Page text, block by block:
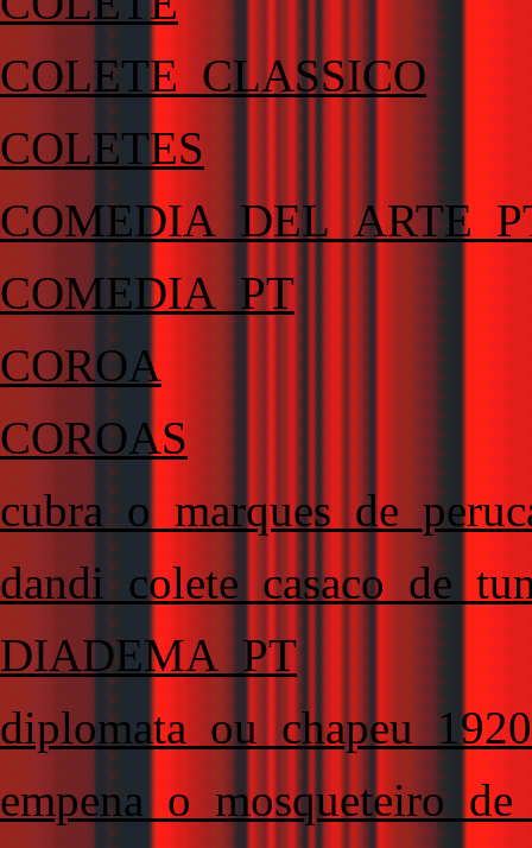
COLETE_CLASSICO
COLETES
COMEDIA_PT
COROA
COROAS
DIADEMA_PT
diplomata_ou_chapeu_1920